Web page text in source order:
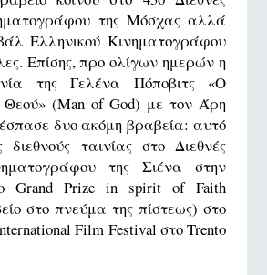
της Μόσχας αλλά
Ελληνικού Κινηματογράφου
Επίσης, προ ολίγων ημερών η
της Γελένα Πόποβιτς «Ο
(Man of God) με τον Άρη
δυο ακόμη βραβεία: αυτό
διεθνούς ταινίας στο Διεθνές
της Σιένα στην
Grand Prize in spirit of Faith
στο πνεύμα της πίστεως) στο
Film Festival στο Trento